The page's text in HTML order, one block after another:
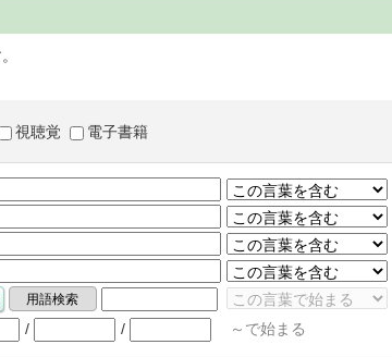
視聴覚 電子書籍
/ / ～で始まる